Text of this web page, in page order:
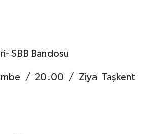
SBB Bandosu
/ 20.00 / Ziya Taşkent